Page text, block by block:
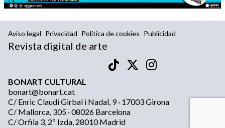
Aviso legal Privacidad Política de cookies Publicidad
Revista digital de arte
BONART CULTURAL
bonart@bonart.cat
C/ Enric Claudi Girbal i Nadal, 9 · 17003 Girona
C/ Mallorca, 305 · 08026 Barcelona
C/ Orfila 3, 2º Izda, 28010 Madrid